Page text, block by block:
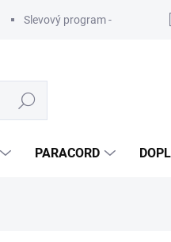
Slevový program - výhody
Hledat
PARACORD